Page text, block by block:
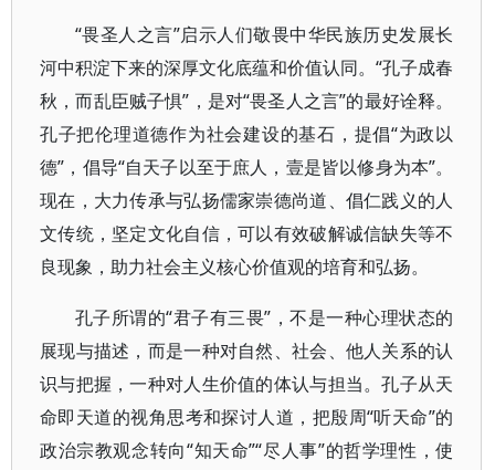
“畏圣人之言”启示人们敬畏中华民族历史发展长
河中积淀下来的深厚文化底蕴和价值认同。“孔子成春
秋，而乱臣贼子惧”，是对“畏圣人之言”的最好诠释。
孔子把伦理道德作为社会建设的基石，提倡“为政以
德”，倡导“自天子以至于庶人，壹是皆以修身为本”。
现在，大力传承与弘扬儒家崇德尚道、倡仁践义的人
文传统，坚定文化自信，可以有效破解诚信缺失等不
良现象，助力社会主义核心价值观的培育和弘扬。
孔子所谓的“君子有三畏”，不是一种心理状态的
展现与描述，而是一种对自然、社会、他人关系的认
识与把握，一种对人生价值的体认与担当。孔子从天
命即天道的视角思考和探讨人道，把殷周“听天命”的
政治宗教观念转向“知天命”“尽人事”的哲学理性，使